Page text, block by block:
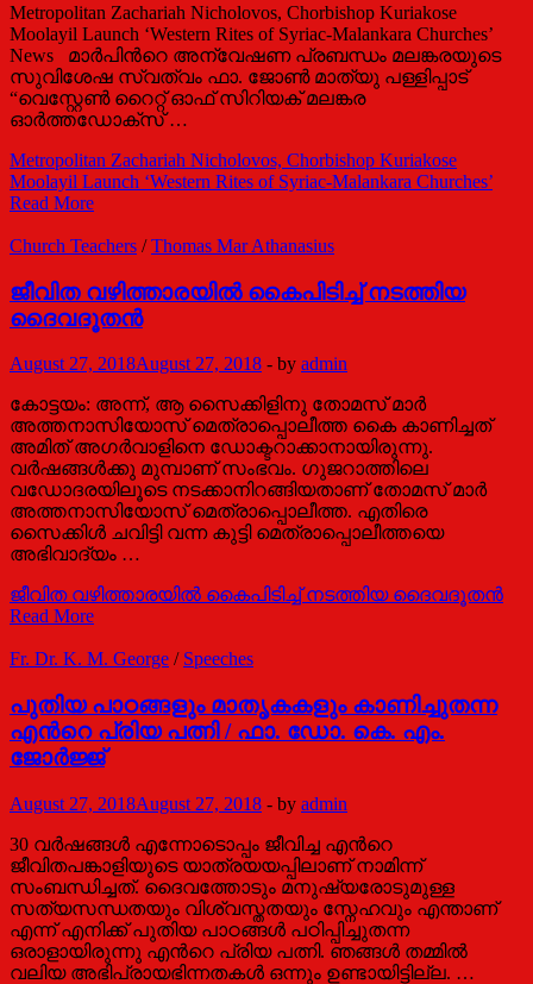
Metropolitan Zachariah Nicholovos, Chorbishop Kuriakose
Moolayil Launch ‘Western Rites of Syriac-Malankara Churches’
News മാര്‍പിന്‍റെ അന്വേഷണ പ്രബന്ധം മലങ്കരയുടെ
സുവിശേഷ സ്വത്വം ഫാ. ജോണ്‍ മാത്യു പള്ളിപ്പാട്
“വെസ്റ്റേണ്‍ റൈറ്റ് ഓഫ് സിറിയക് മലങ്കര
ഓര്‍ത്തഡോക്സ് …
Metropolitan Zachariah Nicholovos, Chorbishop Kuriakose
Moolayil Launch ‘Western Rites of Syriac-Malankara Churches’
Read More
Church Teachers /Thomas Mar Athanasius
ജീവിത വഴിത്താരയിൽ കൈപിടിച്ച് നടത്തിയ
ദൈവദൂതൻ
August 27, 2018August 27, 2018 - by admin
കോട്ടയം: അന്ന്, ആ സൈക്കിളിനു തോമസ് മാർ
അത്തനാസിയോസ് മെത്രാപ്പൊലീത്ത കൈ കാണിച്ചത്
അമിത് അഗർവാളിനെ ഡോക്ടറാക്കാനായിരുന്നു.
വർഷങ്ങൾക്കു മുമ്പാണ് സംഭവം. ഗുജറാത്തിലെ
വഡോദരയിലൂടെ നടക്കാനിറങ്ങിയതാണ് തോമസ് മാർ
അത്തനാസിയോസ് മെത്രാപ്പൊലീത്ത. എതിരെ
സൈക്കിൾ ചവിട്ടി വന്ന കുട്ടി മെത്രാപ്പൊലീത്തയെ
അഭിവാദ്യം …
ജീവിത വഴിത്താരയിൽ കൈപിടിച്ച് നടത്തിയ ദൈവദൂതൻ
Read More
Fr. Dr. K. M. George / Speeches
പുതിയ പാഠങ്ങളും മാതൃകകളും കാണിച്ചുതന്ന
എന്‍റെ പ്രിയ പത്നി / ഫാ. ഡോ. കെ. എം.
ജോര്‍ജ്ജ്
August 27, 2018August 27, 2018 - by admin
30 വര്‍ഷങ്ങള്‍ എന്നോടൊപ്പം ജീവിച്ച എന്‍റെ
ജീവിതപങ്കാളിയുടെ യാത്രയയപ്പിലാണ് നാമിന്ന്
സംബന്ധിച്ചത്. ദൈവത്തോടും മനുഷ്യരോടുമുള്ള
സത്യസന്ധതയും വിശ്വസ്തതയും സ്നേഹവും എന്താണ്
എന്ന് എനിക്ക് പുതിയ പാഠങ്ങള്‍ പഠിപ്പിച്ചുതന്ന
ഒരാളായിരുന്നു എന്‍റെ പ്രിയ പത്നി. ഞങ്ങള്‍ തമ്മില്‍
വലിയ അഭിപ്രായഭിന്നതകള്‍ ഒന്നും ഉണ്ടായിട്ടില്ല. …